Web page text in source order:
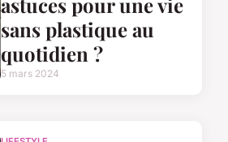
sans plastique au
quotidien ?
5 mars 2024